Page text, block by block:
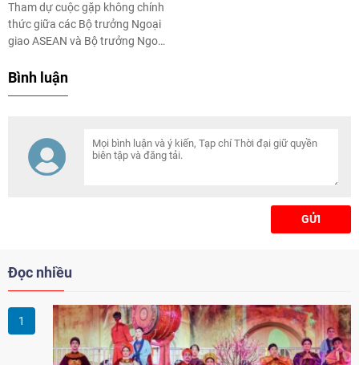
Tham dự cuộc gặp không chính
thức giữa các Bộ trưởng Ngoại
giao ASEAN và Bộ trưởng Ngoại
định tiếp tục ủng hộ triển khai
trợ Myanmar hướng tới hòa
bình, ổn định và phát triển bền
vững.
Bình luận
GỬI
Đọc nhiều